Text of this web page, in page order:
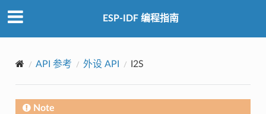
ESP-IDF 编程指南
API 参考 外设 API I2S
Note